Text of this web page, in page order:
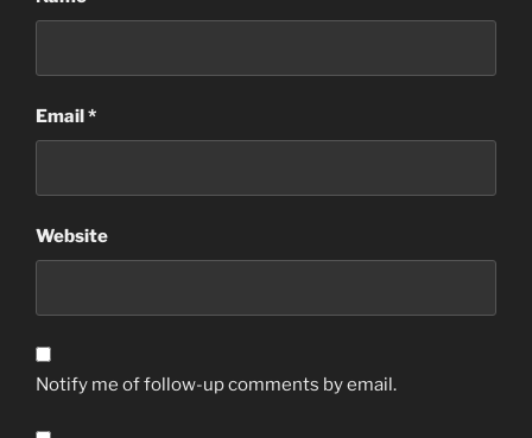
Email *
Website
Notify me of follow-up comments by email.